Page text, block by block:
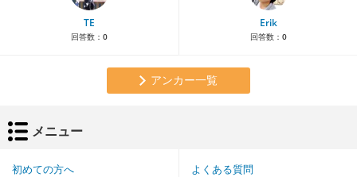
TE
回答数： 0
Erik
回答数： 0
アンカー一覧
メニュー
初めての方へ よくある質問